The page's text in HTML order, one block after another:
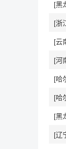
[黑
[哈
[哈
[黑